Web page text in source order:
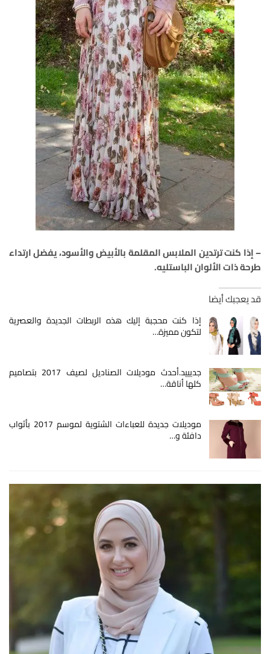
– إذا كنت ترتدين الملابس المقلمة بالأبيض والأسود، يفضل ارتداء
طرحة ذات الألوان الباستليه.
قد يعجبك أيضا
إذا كنت محجبة إليك هذه الربطات الجديدة والعصرية
لتكون مميزة…
جديييد.أحدث موديلات الصناديل لصيف 2017 بتصاميم
كلها أناقة…
موديلات جديدة للعباءات الشتوية لموسم 2017 بأثواب
دافئة و…